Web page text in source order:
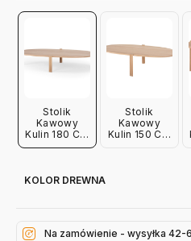
Stolik
Kawowy
Kulin 180 Cm
Gazzda
Stolik
Kawowy
Kulin 150 Cm
KOLOR DREWNA
Na zamówienie - wysyłka 42-